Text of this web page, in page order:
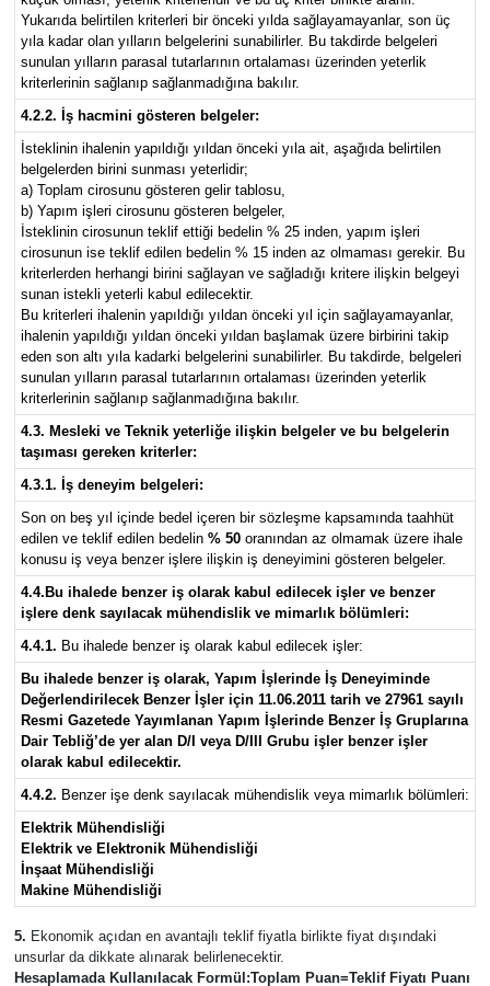
Yukarıda belirtilen kriterleri bir önceki yılda sağlayamayanlar, son üç
yıla kadar olan yılların belgelerini sunabilirler. Bu takdirde belgeleri
sunulan yılların parasal tutarlarının ortalaması üzerinden yeterlik
kriterlerinin sağlanıp sağlanmadığına bakılır.
4.2.2. İş hacmini gösteren belgeler:
İsteklinin ihalenin yapıldığı yıldan önceki yıla ait, aşağıda belirtilen
belgelerden birini sunması yeterlidir;
a) Toplam cirosunu gösteren gelir tablosu,
b) Yapım işleri cirosunu gösteren belgeler,
İsteklinin cirosunun teklif ettiği bedelin % 25 inden, yapım işleri
cirosunun ise teklif edilen bedelin % 15 inden az olmaması gerekir. Bu
kriterlerden herhangi birini sağlayan ve sağladığı kritere ilişkin belgeyi
sunan istekli yeterli kabul edilecektir.
Bu kriterleri ihalenin yapıldığı yıldan önceki yıl için sağlayamayanlar,
ihalenin yapıldığı yıldan önceki yıldan başlamak üzere birbirini takip
eden son altı yıla kadarki belgelerini sunabilirler. Bu takdirde, belgeleri
sunulan yılların parasal tutarlarının ortalaması üzerinden yeterlik
kriterlerinin sağlanıp sağlanmadığına bakılır.
4.3. Mesleki ve Teknik yeterliğe ilişkin belgeler ve bu belgelerin
taşıması gereken kriterler:
4.3.1. İş deneyim belgeleri:
Son on beş yıl içinde bedel içeren bir sözleşme kapsamında taahhüt
edilen ve teklif edilen bedelin % 50oranından az olmamak üzere ihale
konusu iş veya benzer işlere ilişkin iş deneyimini gösteren belgeler.
4.4.Bu ihalede benzer iş olarak kabul edilecek işler ve benzer
işlere denk sayılacak mühendislik ve mimarlık bölümleri:
4.4.1. Bu ihalede benzer iş olarak kabul edilecek işler:
Bu ihalede benzer iş olarak, Yapım İşlerinde İş Deneyiminde
Değerlendirilecek Benzer İşler için 11.06.2011 tarih ve 27961 sayılı
Resmi Gazetede Yayımlanan Yapım İşlerinde Benzer İş Gruplarına
Dair Tebliğ’de yer alan D/I veya D/III Grubu işler benzer işler
olarak kabul edilecektir.
4.4.2. Benzer işe denk sayılacak mühendislik veya mimarlık bölümleri:
Elektrik Mühendisliği
Elektrik ve Elektronik Mühendisliği
İnşaat Mühendisliği
Makine Mühendisliği
5. Ekonomik açıdan en avantajlı teklif fiyatla birlikte fiyat dışındaki
unsurlar da dikkate alınarak belirlenecektir.
Hesaplamada Kullanılacak Formül:Toplam Puan=Teklif Fiyatı Puanı